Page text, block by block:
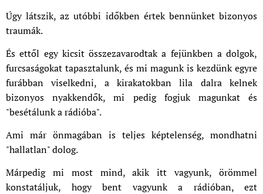
Úgy látszik, az utóbbi időkben értek bennünket bizonyos
traumák.
És ettől egy kicsit összezavarodtak a fejünkben a dolgok,
furcsaságokat tapasztalunk, és mi magunk is kezdünk egyre
furábban viselkedni, a kirakatokban lila dalra kelnek
bizonyos nyakkendők, mi pedig fogjuk magunkat és
"besétálunk a rádióba".
Ami már önmagában is teljes képtelenség, mondhatni
"hallatlan" dolog.
Márpedig mi most mind, akik itt vagyunk, örömmel
konstatáljuk, hogy bent vagyunk a rádióban, ezt